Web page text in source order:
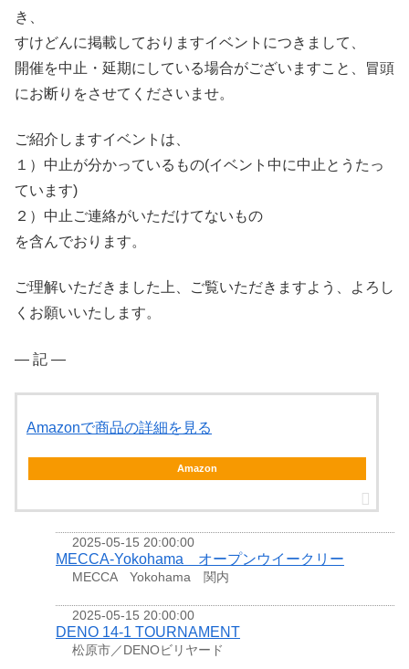
き、
すけどんに掲載しておりますイベントにつきまして、
開催を中止・延期にしている場合がございますこと、冒頭
にお断りをさせてくださいませ。
ご紹介しますイベントは、
１）中止が分かっているもの(イベント中に中止とうたっ
ています)
２）中止ご連絡がいただけてないもの
を含んでおります。
ご理解いただきました上、ご覧いただきますよう、よろし
くお願いいたします。
― 記 ―
Amazonで商品の詳細を見る
Amazon
2025-05-15 20:00:00
MECCA-Yokohama オープンウイークリー
MECCA Yokohama 関内
2025-05-15 20:00:00
DENO 14-1 TOURNAMENT
松原市／DENOビリヤード